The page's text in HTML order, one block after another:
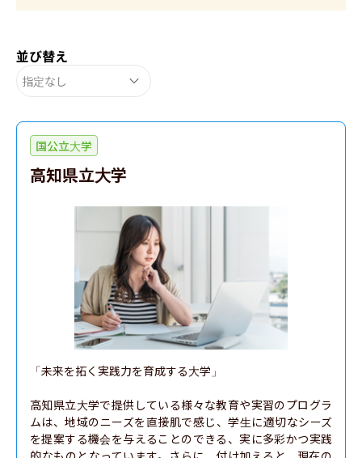
並び替え
指定なし
国公立大学
高知県立大学
「未来を拓く実践力を育成する大学」
高知県立大学で提供している様々な教育や実習のプログラ
ムは、地域のニーズを直接肌で感じ、学生に適切なシーズ
を提案する機会を与えることのできる、実に多彩かつ実践